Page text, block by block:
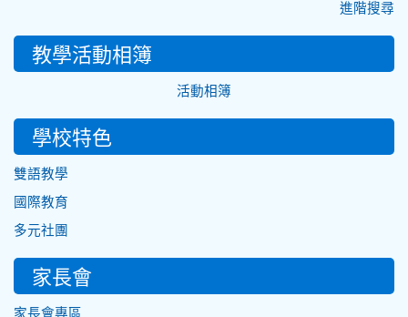
進階搜尋
教學活動相簿
活動相簿
學校特色
雙語教學
國際教育
多元社團
家長會
家長會專區